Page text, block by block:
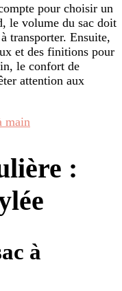
pour choisir un
le volume du sac doit
transporter. Ensuite,
et des finitions pour
le confort de
attention aux
main
:
à